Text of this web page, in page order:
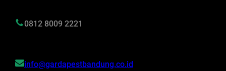
0812 8009 2221
info@gardapestbandung.co.id